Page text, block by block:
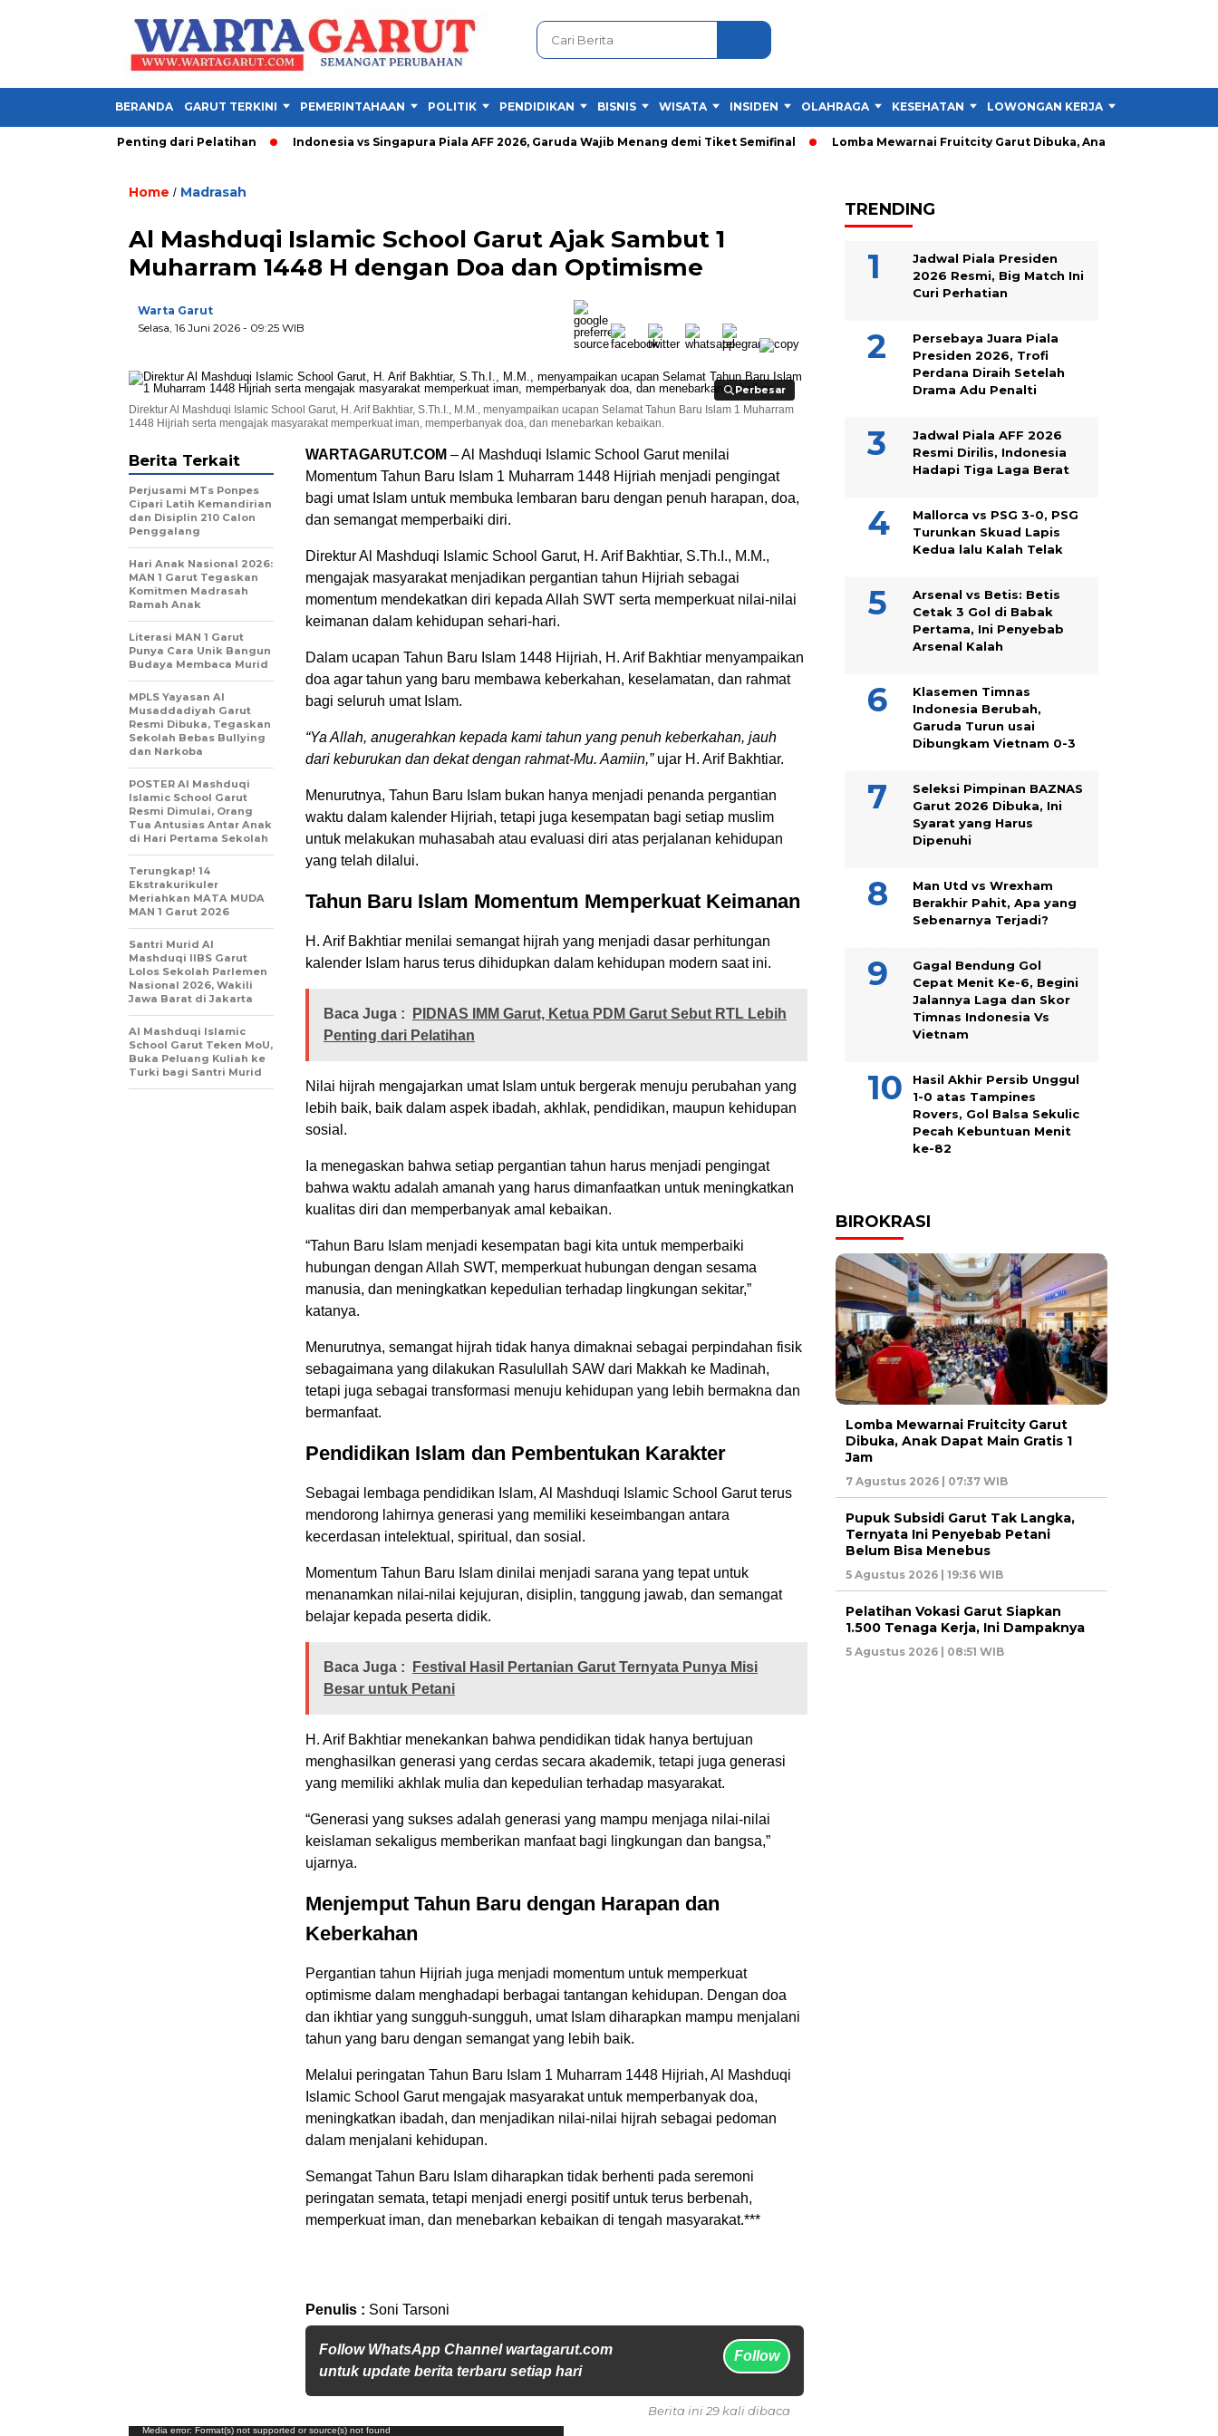
BERANDA GARUT TERKINI PEMERINTAHAAN POLITIK PENDIDIKAN BISNIS WISATA INSIDEN OLAHRAGA KESEHATAN LOWONGAN KERJA
RTL Lebih Penting dari Pelatihan Indonesia vs Singapura Piala AFF 2026, Garuda Wajib Menang demi Tiket Semifinal Lomba Mewarnai Fruitcity Garut Dibuka, Anak Dapat Main Gratis 1 Jam
Home / Madrasah
Al Mashduqi Islamic School Garut Ajak Sambut 1
Muharram 1448 H dengan Doa dan Optimisme
Warta Garut
Selasa, 16 Juni 2026 - 09:25 WIB
Perbesar
Perbesar
Direktur Al Mashduqi Islamic School Garut, H. Arif Bakhtiar, S.Th.I., M.M., menyampaikan ucapan Selamat Tahun Baru Islam 1 Muharram
1448 Hijriah serta mengajak masyarakat memperkuat iman, memperbanyak doa, dan menebarkan kebaikan.
WARTAGARUT.COM – Al Mashduqi Islamic School Garut menilai
Momentum Tahun Baru Islam 1 Muharram 1448 Hijriah menjadi pengingat
bagi umat Islam untuk membuka lembaran baru dengan penuh harapan, doa,
dan semangat memperbaiki diri.
Direktur Al Mashduqi Islamic School Garut, H. Arif Bakhtiar, S.Th.I., M.M.,
mengajak masyarakat menjadikan pergantian tahun Hijriah sebagai
momentum mendekatkan diri kepada Allah SWT serta memperkuat nilai-nilai
keimanan dalam kehidupan sehari-hari.
Dalam ucapan Tahun Baru Islam 1448 Hijriah, H. Arif Bakhtiar menyampaikan
doa agar tahun yang baru membawa keberkahan, keselamatan, dan rahmat
bagi seluruh umat Islam.
“Ya Allah, anugerahkan kepada kami tahun yang penuh keberkahan, jauh
dari keburukan dan dekat dengan rahmat-Mu. Aamiin,”ujar H. Arif Bakhtiar.
Menurutnya, Tahun Baru Islam bukan hanya menjadi penanda pergantian
waktu dalam kalender Hijriah, tetapi juga kesempatan bagi setiap muslim
untuk melakukan muhasabah atau evaluasi diri atas perjalanan kehidupan
yang telah dilalui.
Tahun Baru Islam Momentum Memperkuat Keimanan
H. Arif Bakhtiar menilai semangat hijrah yang menjadi dasar perhitungan
kalender Islam harus terus dihidupkan dalam kehidupan modern saat ini.
Baca Juga :
PIDNAS IMM Garut, Ketua PDM Garut Sebut RTL Lebih
Penting dari Pelatihan
Nilai hijrah mengajarkan umat Islam untuk bergerak menuju perubahan yang
lebih baik, baik dalam aspek ibadah, akhlak, pendidikan, maupun kehidupan
sosial.
Ia menegaskan bahwa setiap pergantian tahun harus menjadi pengingat
bahwa waktu adalah amanah yang harus dimanfaatkan untuk meningkatkan
kualitas diri dan memperbanyak amal kebaikan.
“Tahun Baru Islam menjadi kesempatan bagi kita untuk memperbaiki
hubungan dengan Allah SWT, memperkuat hubungan dengan sesama
manusia, dan meningkatkan kepedulian terhadap lingkungan sekitar,”
katanya.
Menurutnya, semangat hijrah tidak hanya dimaknai sebagai perpindahan fisik
sebagaimana yang dilakukan Rasulullah SAW dari Makkah ke Madinah,
tetapi juga sebagai transformasi menuju kehidupan yang lebih bermakna dan
bermanfaat.
Pendidikan Islam dan Pembentukan Karakter
Sebagai lembaga pendidikan Islam, Al Mashduqi Islamic School Garut terus
mendorong lahirnya generasi yang memiliki keseimbangan antara
kecerdasan intelektual, spiritual, dan sosial.
Momentum Tahun Baru Islam dinilai menjadi sarana yang tepat untuk
menanamkan nilai-nilai kejujuran, disiplin, tanggung jawab, dan semangat
belajar kepada peserta didik.
Baca Juga :
Festival Hasil Pertanian Garut Ternyata Punya Misi
Besar untuk Petani
H. Arif Bakhtiar menekankan bahwa pendidikan tidak hanya bertujuan
menghasilkan generasi yang cerdas secara akademik, tetapi juga generasi
yang memiliki akhlak mulia dan kepedulian terhadap masyarakat.
“Generasi yang sukses adalah generasi yang mampu menjaga nilai-nilai
keislaman sekaligus memberikan manfaat bagi lingkungan dan bangsa,”
ujarnya.
Menjemput Tahun Baru dengan Harapan dan
Keberkahan
Pergantian tahun Hijriah juga menjadi momentum untuk memperkuat
optimisme dalam menghadapi berbagai tantangan kehidupan. Dengan doa
dan ikhtiar yang sungguh-sungguh, umat Islam diharapkan mampu menjalani
tahun yang baru dengan semangat yang lebih baik.
Melalui peringatan Tahun Baru Islam 1 Muharram 1448 Hijriah, Al Mashduqi
Islamic School Garut mengajak masyarakat untuk memperbanyak doa,
meningkatkan ibadah, dan menjadikan nilai-nilai hijrah sebagai pedoman
dalam menjalani kehidupan.
Semangat Tahun Baru Islam diharapkan tidak berhenti pada seremoni
peringatan semata, tetapi menjadi energi positif untuk terus berbenah,
memperkuat iman, dan menebarkan kebaikan di tengah masyarakat.***
Penulis : Soni Tarsoni
Follow WhatsApp Channel wartagarut.com
untuk update berita terbaru setiap hari
Follow
Berita Terkait
Perjusami MTs Ponpes
Cipari Latih Kemandirian
dan Disiplin 210 Calon
Penggalang
Hari Anak Nasional 2026:
MAN 1 Garut Tegaskan
Komitmen Madrasah
Ramah Anak
Literasi MAN 1 Garut
Punya Cara Unik Bangun
Budaya Membaca Murid
MPLS Yayasan Al
Musaddadiyah Garut
Resmi Dibuka, Tegaskan
Sekolah Bebas Bullying
dan Narkoba
POSTER Al Mashduqi
Islamic School Garut
Resmi Dimulai, Orang
Tua Antusias Antar Anak
di Hari Pertama Sekolah
Terungkap! 14
Ekstrakurikuler
Meriahkan MATA MUDA
MAN 1 Garut 2026
Santri Murid Al
Mashduqi IIBS Garut
Lolos Sekolah Parlemen
Nasional 2026, Wakili
Jawa Barat di Jakarta
Al Mashduqi Islamic
School Garut Teken MoU,
Buka Peluang Kuliah ke
Turki bagi Santri Murid
Berita ini 29 kali dibaca
Pemutar
Media error: Format(s) not supported or source(s) not found
TRENDING
Jadwal Piala Presiden
2026 Resmi, Big Match Ini
Curi Perhatian
Persebaya Juara Piala
Presiden 2026, Trofi
Perdana Diraih Setelah
Drama Adu Penalti
Jadwal Piala AFF 2026
Resmi Dirilis, Indonesia
Hadapi Tiga Laga Berat
Mallorca vs PSG 3-0, PSG
Turunkan Skuad Lapis
Kedua lalu Kalah Telak
Arsenal vs Betis: Betis
Cetak 3 Gol di Babak
Pertama, Ini Penyebab
Arsenal Kalah
Klasemen Timnas
Indonesia Berubah,
Garuda Turun usai
Dibungkam Vietnam 0-3
Seleksi Pimpinan BAZNAS
Garut 2026 Dibuka, Ini
Syarat yang Harus
Dipenuhi
Man Utd vs Wrexham
Berakhir Pahit, Apa yang
Sebenarnya Terjadi?
Gagal Bendung Gol
Cepat Menit Ke-6, Begini
Jalannya Laga dan Skor
Timnas Indonesia Vs
Vietnam
Hasil Akhir Persib Unggul
1-0 atas Tampines
Rovers, Gol Balsa Sekulic
Pecah Kebuntuan Menit
ke-82
BIROKRASI
Lomba Mewarnai Fruitcity Garut
Dibuka, Anak Dapat Main Gratis 1
Jam
7 Agustus 2026 | 07:37 WIB
Pupuk Subsidi Garut Tak Langka,
Ternyata Ini Penyebab Petani
Belum Bisa Menebus
5 Agustus 2026 | 19:36 WIB
Pelatihan Vokasi Garut Siapkan
1.500 Tenaga Kerja, Ini Dampaknya
5 Agustus 2026 | 08:51 WIB